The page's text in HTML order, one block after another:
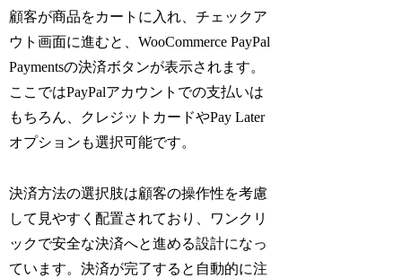
顧客が商品をカートに入れ、チェックア
ウト画面に進むと、WooCommerce PayPal
Paymentsの決済ボタンが表示されます。
ここではPayPalアカウントでの支払いは
もちろん、クレジットカードやPay Later
オプションも選択可能です。
決済方法の選択肢は顧客の操作性を考慮
して見やすく配置されており、ワンクリ
ックで安全な決済へと進める設計になっ
ています。決済が完了すると自動的に注